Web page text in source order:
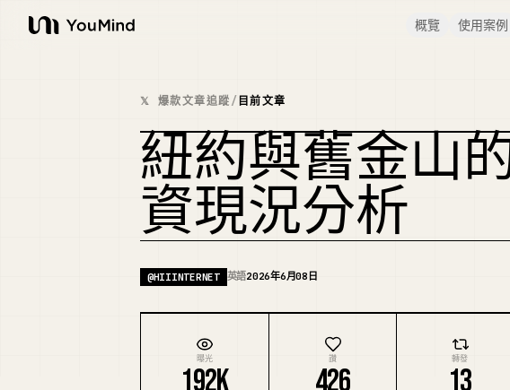
YouMind
概覽 使用案例
𝕏 爆款文章追蹤/ 目前文章
紐約與舊金山
資現況分析
@HIIINTERNET 英語2026年6月08日
曝光 讚 轉發